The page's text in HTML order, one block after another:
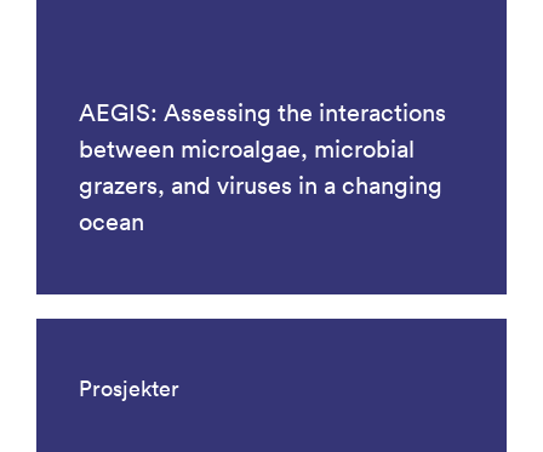
AEGIS: Assessing the interactions
between microalgae, microbial
grazers, and viruses in a changing
ocean
Prosjekter